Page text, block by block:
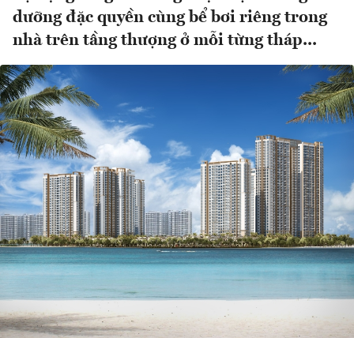
dưỡng đặc quyền cùng bể bơi riêng trong
nhà trên tầng thượng ở mỗi từng tháp...